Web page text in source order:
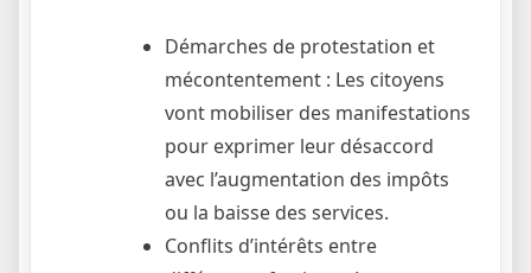
Démarches de protestation et
mécontentement : Les citoyens
vont mobiliser des manifestations
pour exprimer leur désaccord
avec l’augmentation des impôts
ou la baisse des services.
Conflits d’intérêts entre